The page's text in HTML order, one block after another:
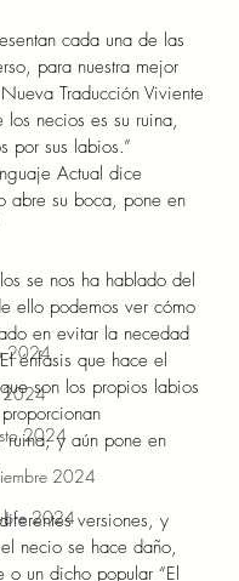
2024
2024
2024
2024
2024
cada una de las
para nuestra mejor
Traducción Viviente
los necios es su ruina,
por sus labios.”
Actual dice
abre su boca, pone en
se nos ha hablado del
ello podemos ver cómo
en evitar la necedad
énfasis que hace el
son los propios labios
ruina, y aún pone en
versiones, y
necio se hace daño,
o un dicho popular “El